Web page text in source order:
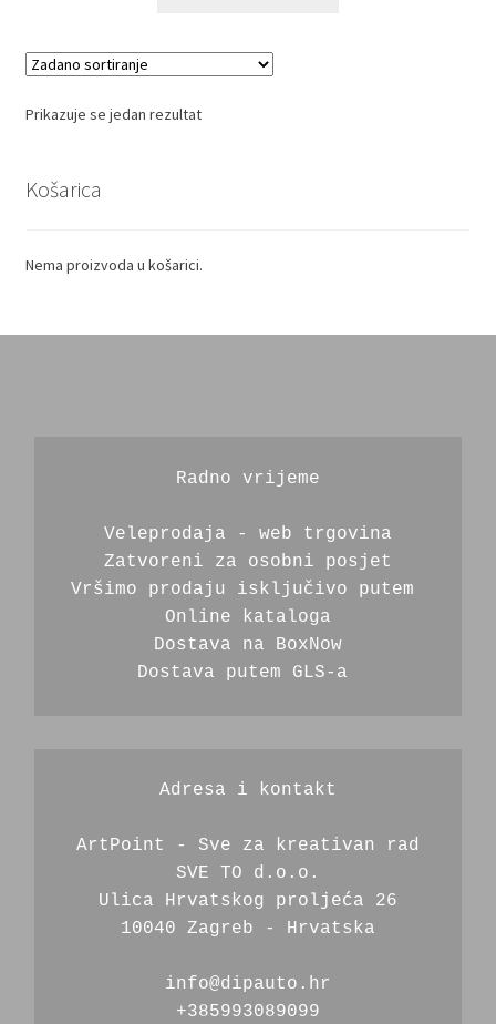
Prikazuje se jedan rezultat
Košarica
Nema proizvoda u košarici.
Radno vrijeme
Veleprodaja - web trgovina
Zatvoreni za osobni posjet
Vršimo prodaju isključivo putem
Online kataloga
Dostava na BoxNow
Dostava putem GLS-a
Adresa i kontakt
ArtPoint - Sve za kreativan rad
SVE TO d.o.o.
Ulica Hrvatskog proljeća 26
10040 Zagreb - Hrvatska
info@dipauto.hr
+385993089099